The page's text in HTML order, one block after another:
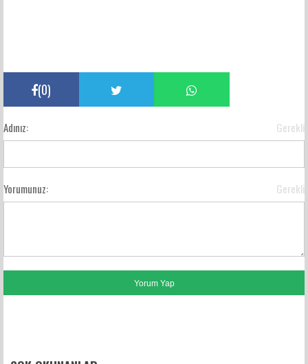
(0)
Adınız: Gerekli
Yorumunuz: Gerekli